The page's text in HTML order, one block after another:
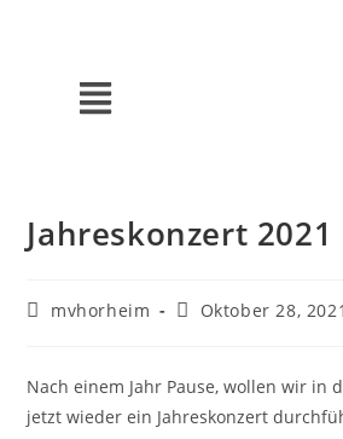
Jahreskonzert 2021
mvhorheim Oktober 28, 2021
Nach einem Jahr Pause, wollen wir in
jetzt wieder ein Jahreskonzert